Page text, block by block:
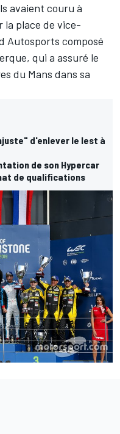
avaient couru à
la place de vice-
Autosports composé
qui a assuré le
du Mans dans sa
d'enlever le lest à
de son Hypercar
de qualifications